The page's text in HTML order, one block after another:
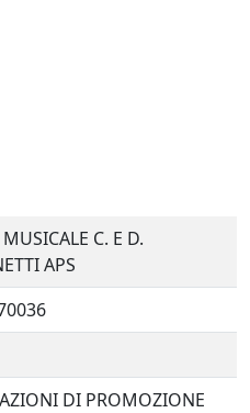
C. E D.
APS
DI PROMOZIONE